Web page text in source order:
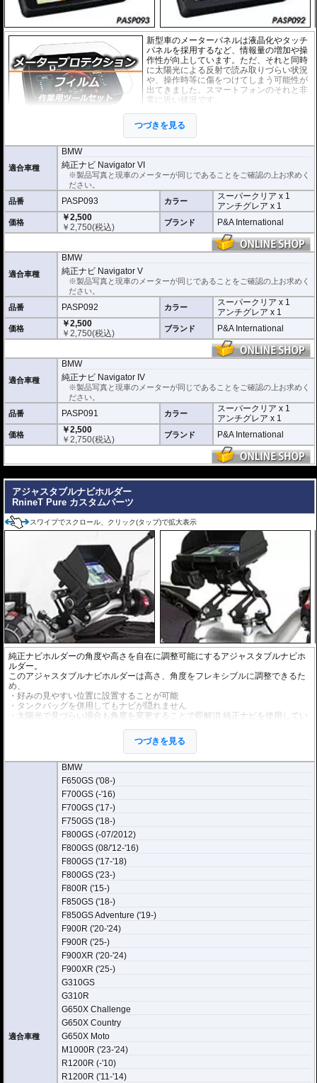
新型車のメーターバネルは液晶化やタッチ
パネルを採用するなど、情報量の増加や操
作性が向上しています。ただ、それと同時
に太陽光による反射で読み取りづらい状況
や、操作時等に傷をつけてしまう可能性が
出てきました。スマートフォンのそれと非
常に近い状況です。
このメーターパネルプロテクションフィル
ムは不要な傷や汚れからメーターパネルを
保護します。
ーパークリアとアンチグレア)が入っており、それぞれ目的に合わせたものをご
利用いただけます。
スーパークリア :耐摩耗性が非常に高く、
透明性の高いフィルム。貼り付けてしまう
とメーターになじみ、フィルムの存在がほ
とんどわからなくなります。
アンチグレア :
陽光などによる反射を軽減。視認性の低下
を防ぎ、メーターを読み取りやすくしま
取付キット付属 :取り付けに便利なクリー
ニングクロス、細かい埃も除去する粘着シート、気泡の混入を防ぎ、きれいに
仕上げるスキージがセットになっています。
またこのフィルムは多少の気泡なら数時間から２日ほどで自然に気泡が消える
優れもの。満足のいく取付が容易になりました。
シリコーン系粘着材を採用し、メーターを痛めることがありません。フィルム
を剥がせば、元通りの状態になります。
つづきを見る
適合車種
BMW
純正ナビ Navigator VI
※製品写真と現車のメーターが同じであることをご確認の上お求めく
ださい。
品番
PASP093 カラー
スーパークリア x 1
アンチグレア x 1
価格
￥2,500
￥2,750(税込) ブランド P&A International
適合車種
BMW
純正ナビ Navigator V
※製品写真と現車のメーターが同じであることをご確認の上お求めく
ださい。
品番
PASP092 カラー
スーパークリア x 1
アンチグレア x 1
価格
￥2,500
￥2,750(税込) ブランド P&A International
適合車種
BMW
純正ナビ Navigator IV
※製品写真と現車のメーターが同じであることをご確認の上お求めく
ださい。
品番
PASP091 カラー
スーパークリア x 1
アンチグレア x 1
価格
￥2,500
￥2,750(税込) ブランド P&A International
アジャスタブルナビホルダー
RnineT Pure カスタムパーツ
スワイプでスクロール、クリック(タップ)で拡大表示
純正ナビホルダーの角度や高さを自在に調整可能にするアジャスタブルナビホ
ルダー。
このアジャスタブルナビホルダーは高さ、角度をフレキシブルに調整できるた
め、
・好みの見やすい位置に設置することが可能
・タンクバッグを併用してもナビが隠れません
・太陽光で見づらい場合も角度を変更することで即解消 純正ナビを使用してい
ナビゲーター IV、V、ガーミン Zumo 660 に対応。
※ナビバイザーは付属しません。別途お求め下さい。
※R1200RSのハンドルコンバージョンキットにも対応。その際ハンドルアップ
キットを併用する場合のハンドルアップキットは品番 : W31000-211
つづきを見る
適合車種
BMW
F650GS ('08-)
F700GS (-'16)
F700GS ('17-)
F750GS ('18-)
F800GS (-07/2012)
F800GS (08/'12-'16)
F800GS ('17-'18)
F800GS ('23-)
F800R ('15-)
F850GS ('18-)
F850GS Adventure ('19-)
F900R ('20-'24)
F900R ('25-)
F900XR ('20-'24)
F900XR ('25-)
G310GS
G310R
G650X Challenge
G650X Country
G650X Moto
M1000R ('23-'24)
R1200R (-'10)
R1200R ('11-'14)